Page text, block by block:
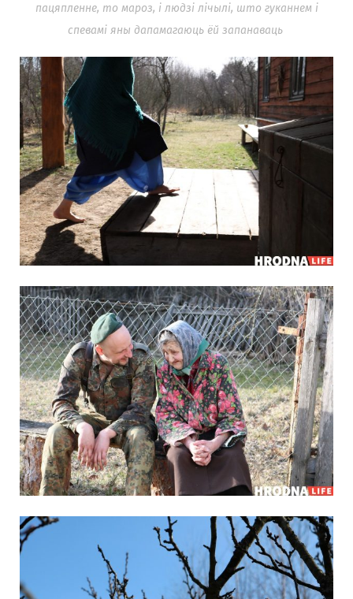
пацяпленне, то мароз, і людзі лічылі, што гуканнем і
спевамі яны дапамагаюць ёй запанаваць